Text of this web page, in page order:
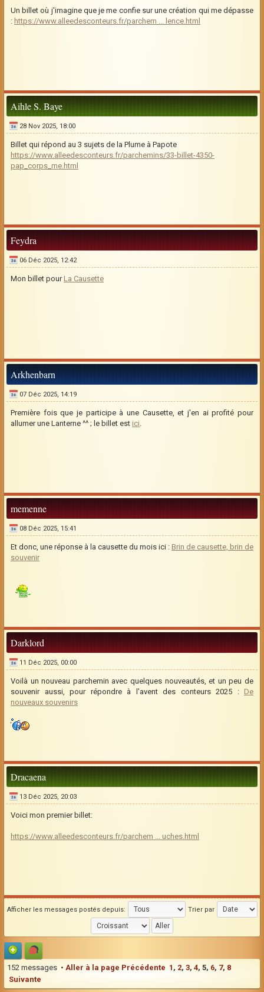
Un billet où j'imagine que je me confie sur une création qui me dépasse
: https://www.alleedesconteurs.fr/parchem ... lence.html
Aihle S. Baye
28 Nov 2025, 18:00
Billet qui répond au 3 sujets de la Plume à Papote
https://www.alleedesconteurs.fr/parchemins/33-billet-4350-
pap_corps_me.html
Feydra
06 Déc 2025, 12:42
Mon billet pour La Causette
Arkhenbarn
07 Déc 2025, 14:19
Première fois que je participe à une Causette, et j'en ai profité pour
allumer une Lanterne ^^ ; le billet est ici.
memenne
08 Déc 2025, 15:41
Et donc, une réponse à la causette du mois ici : Brin de causette, brin de
souvenir
Darklord
11 Déc 2025, 00:00
Voilà un nouveau parchemin avec quelques nouveautés, et un peu de
souvenir aussi, pour répondre à l'avent des conteurs 2025 : De
nouveaux souvenirs
Dracaena
13 Déc 2025, 20:03
Voici mon premier billet:
https://www.alleedesconteurs.fr/parchem ... uches.html
Afficher les messages postés depuis: Trier par
152 messages • Aller à la page Précédente 1 , 2, 3, 4, 5, 6, 7, 8
Suivante